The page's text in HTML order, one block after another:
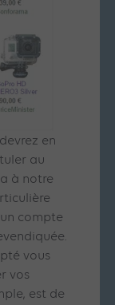
en
au
a à notre
compte
vous
vos
est de